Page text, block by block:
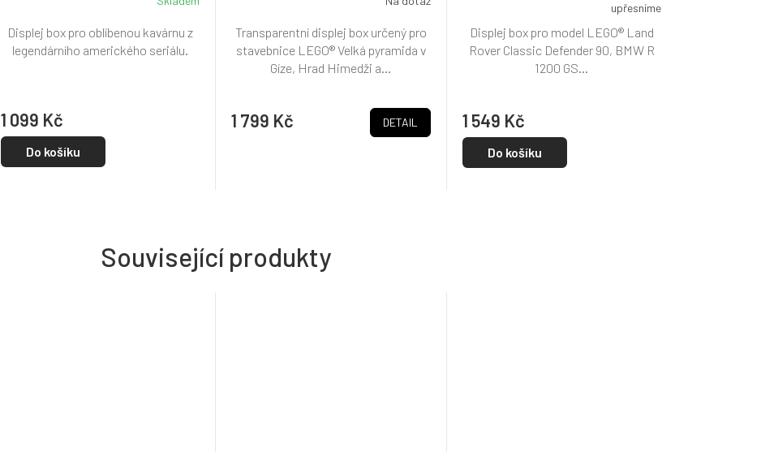
Související produkty
1 099 Kč
Do košíku
Displej box pro oblíbenou kavárnu z
legendárního amerického seriálu.
produktu
je
1 799 Kč DETAIL
Transparentní displej box určený pro
stavebnice LEGO® Velká pyramida v
Gíze, Hrad Himedži a...
upřesníme
1 549 Kč
Do košíku
Displej box pro model LEGO® Land
Rover Classic Defender 90, BMW R
1200 GS...